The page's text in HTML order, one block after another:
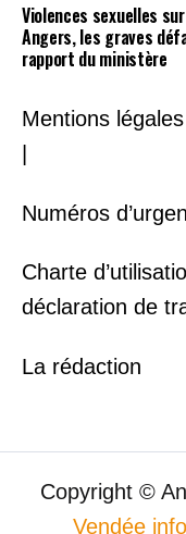
Violences sexuelles
Angers, les graves
rapport du ministère
Mentions
Numéros
Charte
déclaration de
La rédaction
Copyright ©
Vendée info